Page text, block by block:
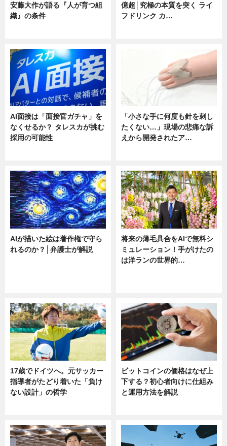
安藤大作が語る『人が育つ組
織』の条件
億超│究極の本質を突く ライ
フドリンク カ…
AI面接は「面接官ガチャ」を
なくせるか？ タレスカが挑む
採用の可能性
「小さな手に何度も針を刺し
たくない…」現場の悲痛な訴
えから開発されたア…
AIが描いた絵は著作権で守ら
れるのか？│弁護士が解説
将来の薄毛具合をAIで無料シ
ミュレーション！手がけたの
は洋ランの世界的…
17歳でドイツへ。元サッカー
指導者がたどり着いた「負け
ない設計」の哲学
ビットコインの価格はなぜ上
下する？初心者向けに仕組み
と運用方法を解説